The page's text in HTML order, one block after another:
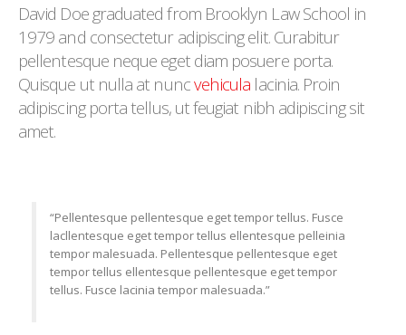
David Doe graduated from Brooklyn Law School in
1979 and consectetur adipiscing elit. Curabitur
pellentesque neque eget diam posuere porta.
Quisque ut nulla at nuncvehicula lacinia. Proin
adipiscing porta tellus, ut feugiat nibh adipiscing sit
amet.
“Pellentesque pellentesque eget tempor tellus. Fusce
lacllentesque eget tempor tellus ellentesque pelleinia
tempor malesuada. Pellentesque pellentesque eget
tempor tellus ellentesque pellentesque eget tempor
tellus. Fusce lacinia tempor malesuada.”